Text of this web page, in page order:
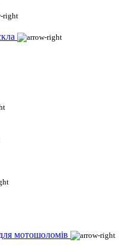
мотошоломів